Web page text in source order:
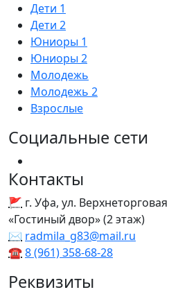
Дети 1
Дети 2
Юниоры 1
Юниоры 2
Молодежь
Молодежь 2
Взрослые
Социальные сети
Контакты
🚩 г. Уфа, ул.
«Гостиный двор» (2 этаж)
✉ radmila_g83@mail.ru
☎8 (961) 358‑68‑28
Реквизиты